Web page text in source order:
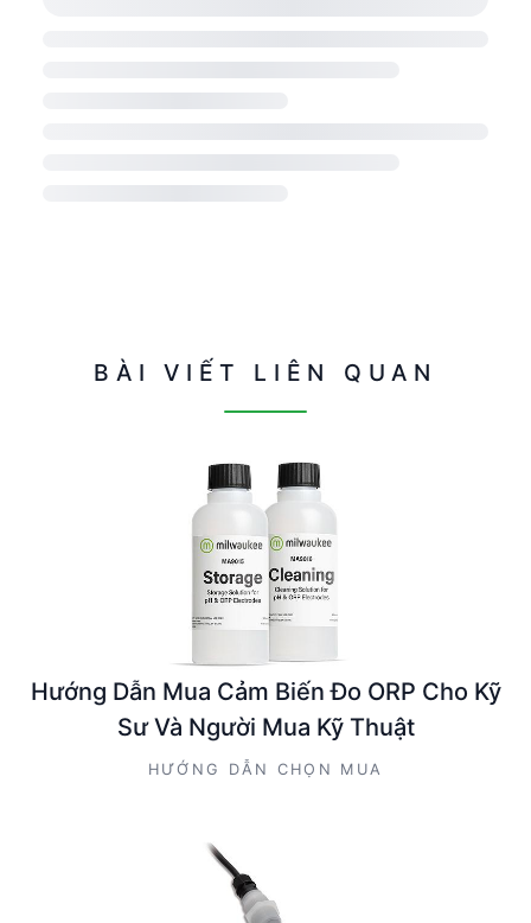
BÀI VIẾT LIÊN QUAN
Hướng Dẫn Mua Cảm Biến Đo ORP Cho Kỹ
Sư Và Người Mua Kỹ Thuật
HƯỚNG DẪN CHỌN MUA